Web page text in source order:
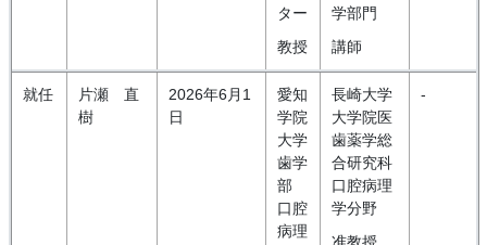
ター
教授
学部門
講師
就任
片瀬 直
樹
2026年6月1
日
愛知
学院
大学
歯学
部
口腔
病理
長崎大学
大学院医
歯薬学総
合研究科
口腔病理
学分野
准教授
-